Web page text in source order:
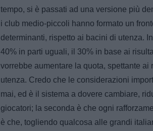
tempo, si è passati ad una versione più
i club medio-piccoli hanno formato un
determinanti, rispetto ai bacini di utenza.
40% in parti uguali, il 30% in base ai
vorrebbe aumentare la quota, spettante
utenza. Credo che le considerazioni
mai, ed è il sistema a dovere cambiare,
giocatori; la seconda è che ogni
è che, togliendo qualcosa alle grandi